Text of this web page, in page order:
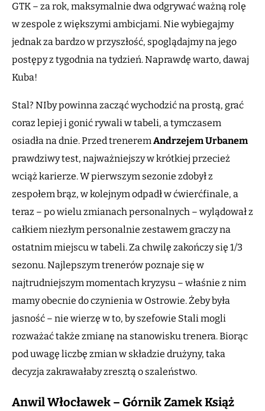
GTK – za rok, maksymalnie dwa odgrywać ważną rolę
w zespole z większymi ambicjami. Nie wybiegajmy
jednak za bardzo w przyszłość, spoglądajmy na jego
postępy z tygodnia na tydzień. Naprawdę warto, dawaj
Kuba!
Stal? NIby powinna zacząć wychodzić na prostą, grać
coraz lepiej i gonić rywali w tabeli, a tymczasem
osiadła na dnie. Przed treneremAndrzejem Urbanem
prawdziwy test, najważniejszy w krótkiej przecież
wciąż karierze. W pierwszym sezonie zdobył z
zespołem brąz, w kolejnym odpadł w ćwierćfinale, a
teraz – po wielu zmianach personalnych – wylądował z
całkiem niezłym personalnie zestawem graczy na
ostatnim miejscu w tabeli. Za chwilę zakończy się 1/3
sezonu. Najlepszym trenerów poznaje się w
najtrudniejszym momentach kryzysu – właśnie z nim
mamy obecnie do czynienia w Ostrowie. Żeby była
jasność – nie wierzę w to, by szefowie Stali mogli
rozważać także zmianę na stanowisku trenera. Biorąc
pod uwagę liczbę zmian w składzie drużyny, taka
decyzja zakrawałaby zresztą o szaleństwo.
Anwil Włocławek – Górnik Zamek Książ